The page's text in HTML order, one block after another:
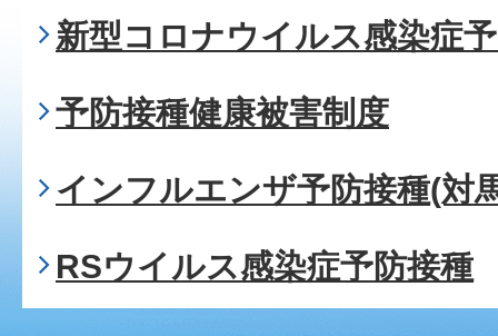
新型コロナウイルス感染症
予防接種健康被害制度
インフルエンザ予防接種(対
RSウイルス感染症予防接種